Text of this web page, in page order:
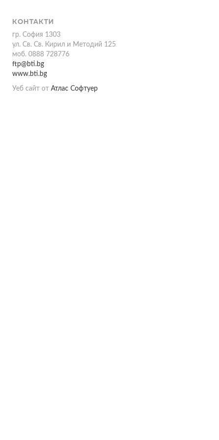
КОНТАКТИ
гр. София 1303
ул. Св. Св. Кирил и Методий 125
моб. 0888 728776
ftp@bti.bg
www.bti.bg
Уеб сайт от Атлас Софтуер